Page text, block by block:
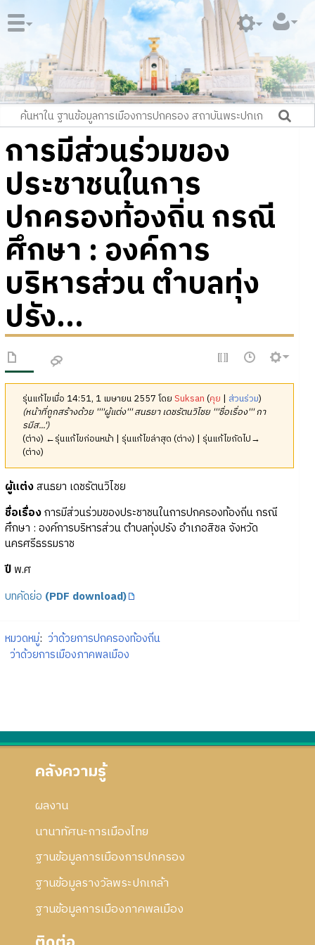
การมีส่วนร่วมของ
ประชาชนในการ
ปกครองท้องถิ่น กรณี
ศึกษา : องค์การ
บริหารส่วน ตำบลทุ่ง
ปรัง...
รุ่นแก้ไขเมื่อ 14:51, 1 เมษายน 2557 โดยSuksan (คุย | ส่วนร่วม)
(หน้าที่ถูกสร้างด้วย ''''ผู้แต่ง''' สนธยา เดชรัตนวิไชย '''ชื่อเรื่อง''' กา
รมีส...')
(ต่าง) ←รุ่นแก้ไขก่อนหน้า | รุ่นแก้ไขล่าสุด (ต่าง) | รุ่นแก้ไขถัดไป→
(ต่าง)
ผู้แต่งสนธยา เดชรัตนวิไชย
ชื่อเรื่องการมีส่วนร่วมของประชาชนในการปกครองท้องถิ่น กรณี
ศึกษา : องค์การบริหารส่วน ตำบลทุ่งปรัง อำเภอสิชล จังหวัด
นครศรีธรรมราช
ปีพ.ศ
บทคัดย่อ (PDF download)
หมวดหมู่: ว่าด้วยการปกครองท้องถิ่น
ว่าด้วยการเมืองภาคพลเมือง
คลังความรู้
ผลงาน
นานาทัศนะการเมืองไทย
ฐานข้อมูลการเมืองการปกครอง
ฐานข้อมูลรางวัลพระปกเกล้า
ฐานข้อมูลการเมืองภาคพลเมือง